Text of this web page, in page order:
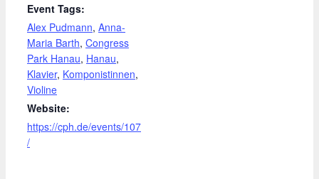
Event Tags:
Alex Pudmann, Anna-
Maria Barth, Congress
Park Hanau, Hanau,
Klavier, Komponistinnen,
Violine
Website:
https://cph.de/events/107
/